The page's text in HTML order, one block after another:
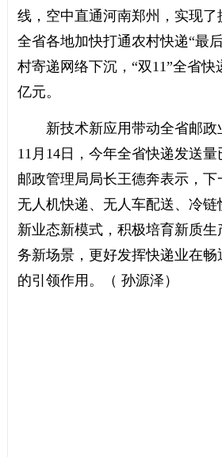
线，空中直通河南郑州，实现了
全省各地加快打通农村快递“最
村寄递网络下沉，“双11”全省快
亿元。
新技术新应用带动全省邮政
11月14日，今年全省快递发送
邮政管理局局长王德奔表示，
无人机快递、无人车配送、冷
新业态新模式，积极培育新质生
务新场景，更好发挥快递业在畅
的引领作用。（ 孙源泽）